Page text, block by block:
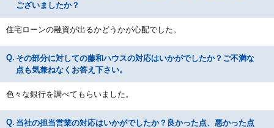
ございましたか？
住宅ローンの融資が出るかどうかが心配でした。
その部分に対しての藤和ハウスの対応はいかがでしたか？ご不満な
点も気兼ねなくお答え下さい。
色々な銀行を調べてもらいました。
当社の担当営業の対応はいかがでしたか？良かった点、悪かった点